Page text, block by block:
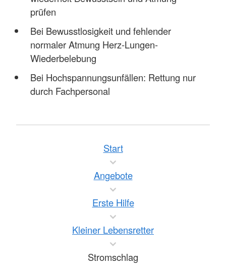
prüfen
Bei Bewusstlosigkeit und fehlender
normaler Atmung Herz-Lungen-
Wiederbelebung
Bei Hochspannungsunfällen: Rettung nur
durch Fachpersonal
Start
Angebote
Erste Hilfe
Kleiner Lebensretter
Stromschlag